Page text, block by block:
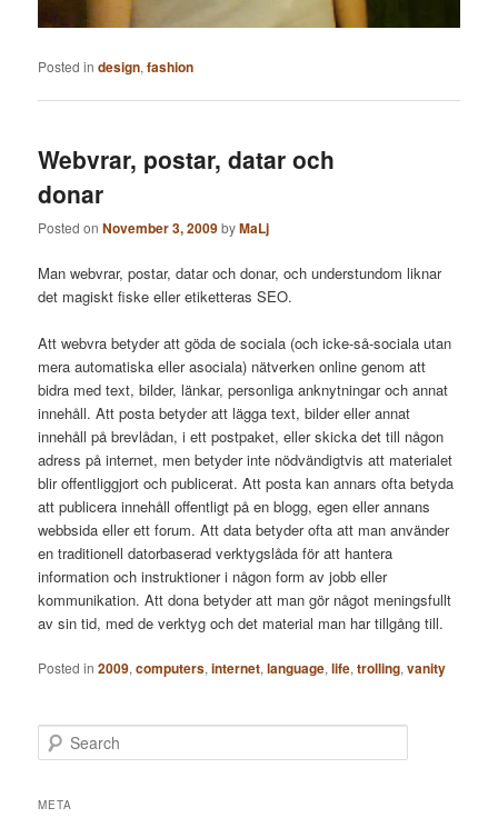
Posted in design,fashion
Webvrar, postar, datar och
donar
Posted onNovember 3, 2009byMaLj
Man webvrar, postar, datar och donar, och understundom liknar
det magiskt fiske eller etiketteras SEO.
Att webvra betyder att göda de sociala (och icke-så-sociala utan
mera automatiska eller asociala) nätverken online genom att
bidra med text, bilder, länkar, personliga anknytningar och annat
innehåll. Att posta betyder att lägga text, bilder eller annat
innehåll på brevlådan, i ett postpaket, eller skicka det till någon
adress på internet, men betyder inte nödvändigtvis att materialet
blir offentliggjort och publicerat. Att posta kan annars ofta betyda
att publicera innehåll offentligt på en blogg, egen eller annans
webbsida eller ett forum. Att data betyder ofta att man använder
en traditionell datorbaserad verktygslåda för att hantera
information och instruktioner i någon form av jobb eller
kommunikation. Att dona betyder att man gör något meningsfullt
av sin tid, med de verktyg och det material man har tillgång till.
Posted in 2009,computers,internet,language,life,trolling,vanity
e
rMETA